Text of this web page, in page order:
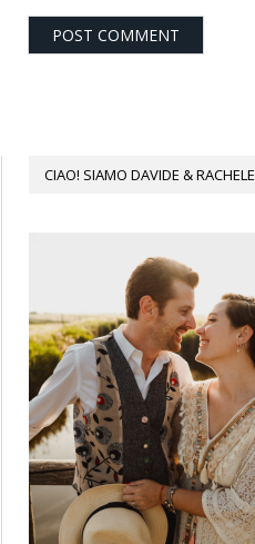
CIAO! SIAMO DAVIDE & RACHELE